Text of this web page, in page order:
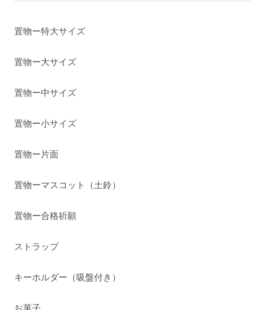
置物ー特大サイズ
置物ー大サイズ
置物ー中サイズ
置物ー小サイズ
置物ー片面
置物ーマスコット（土鈴）
置物ー合格祈願
ストラップ
キーホルダー（吸盤付き）
お菓子